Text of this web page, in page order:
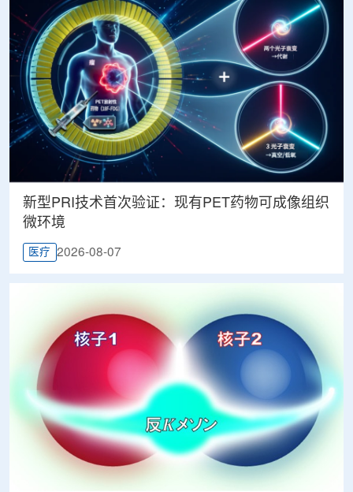
新型PRI技术首次验证：现有PET药物可成像组织
微环境
医疗 2026-08-07